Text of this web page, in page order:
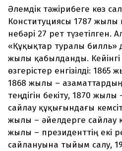
Әлемдік тәжірибеге көз
Конституциясы 1787 жылы
небәрі 27 рет түзетілген.
«Құқықтар туралы билль»
жылы қабылданды.
өзгерістер енгізілді:
1868 жылы –
теңдігін бекіту, 1870 жылы
сайлау құқығындағы
жылы – әйелдерге сайлау
жылы – президенттің екі
сайлануына тыйым салу,